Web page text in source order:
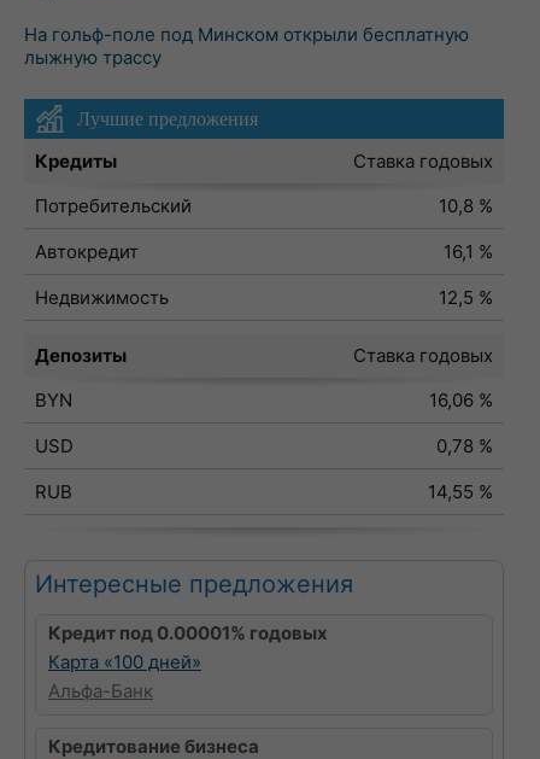
На гольф-поле под Минском открыли бесплатную
лыжную трассу
Лучшие предложения
Кредиты
Ставка годовых
Потребительский
10,8 %
Автокредит
16,1 %
Недвижимость
12,5 %
Депозиты
Ставка годовых
BYN
16,06 %
USD
0,78 %
RUB
14,55 %
Интересные предложения
Кредит под 0.00001% годовых
Карта «100 дней»
Альфа-Банк
Кредитование бизнеса